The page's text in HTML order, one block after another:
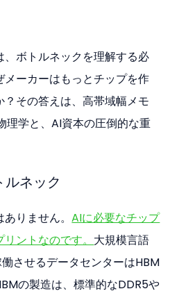
、ボトルネックを理解する必
メーカーはもっとチップを作
その答えは、高帯域幅メモ
理学と、AI資本の圧倒的な重
ネック
ありません。AIに必要なチップ
ントなのです。 大規模言語
させるデータセンターはHBM
の製造は、標準的なDDR5や